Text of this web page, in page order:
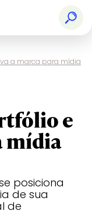
a marca para mídia
e
mídia
posiciona
de sua
de